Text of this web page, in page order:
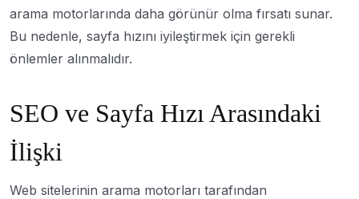
arama motorlarında daha görünür olma fırsatı sunar.
Bu nedenle, sayfa hızını iyileştirmek için gerekli
önlemler alınmalıdır.
SEO ve Sayfa Hızı Arasındaki
İlişki
Web sitelerinin arama motorları tarafından